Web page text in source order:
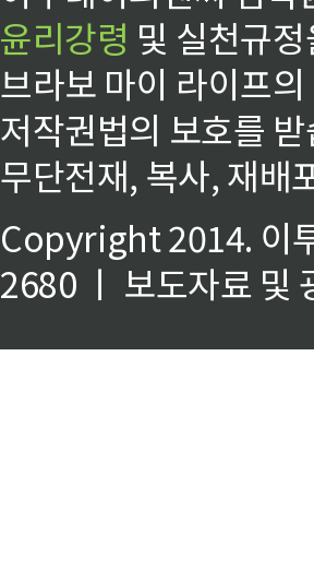
윤리강령 및 실천규
브라보 마이 라이프
저작권법의 보호를
무단전재, 복사, 재배
Copyright 2014. 이
2680 ㅣ 보도자료